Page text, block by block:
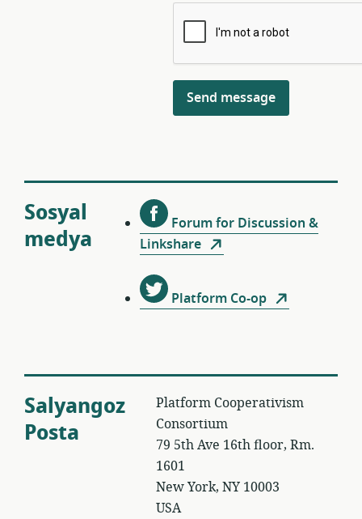
Sosyal
medya
Forum for Discussion &
Linkshare
Platform Co-op
Salyangoz
Posta
Platform Cooperativism
Consortium
79 5th Ave 16th floor, Rm.
1601
New York, NY 10003
USA